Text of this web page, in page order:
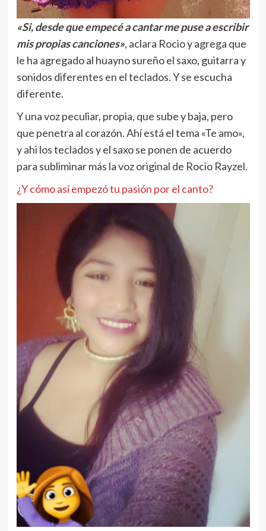
«Si, desde que empecé a cantar me puse a escribir
mis propias canciones», aclara Rocio y agrega que
le ha agregado al huayno sureño el saxo, guitarra y
sonidos diferentes en el teclados. Y se escucha
diferente.
Y una voz peculiar, propia, que sube y baja, pero
que penetra al corazón. Ahí está el tema «Te amo»,
y ahi los teclados y el saxo se ponen de acuerdo
para subliminar más la voz original de Rocio Rayzel.
¿Y cómo así empezó tu pasión por el canto?